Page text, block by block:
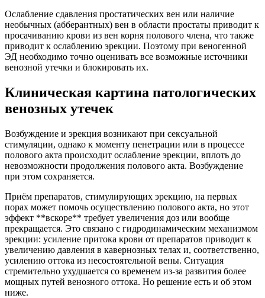
Ослабление сдавления простатических вен или наличие
необычных (абберантных) вен в области простаты приводит к
просачиванию крови из вен корня полового члена, что также
приводит к ослаблению эрекции. Поэтому при веногенной
ЭД необходимо точно оценивать все возможные источники
венозной утечки и блокировать их.
Клиническая картина патологических
венозных утечек
Возбуждение и эрекция возникают при сексуальной
стимуляции, однако к моменту пенетрации или в процессе
полового акта происходит ослабление эрекции, вплоть до
невозможности продолжения полового акта. Возбуждение
при этом сохраняется.
Приём препаратов, стимулирующих эрекцию, на первых
порах может помочь осуществлению полового акта, но этот
эффект **вскоре** требует увеличения доз или вообще
прекращается. Это связано с гидродинамическим механизмом
эрекции: усиление притока крови от препаратов приводит к
увеличению давления в кавернозных телах и, соответственно,
усилению оттока из несостоятельной вены. Ситуация
стремительно ухудшается со временем из-за развития более
мощных путей венозного оттока. Но решение есть и об этом
ниже.